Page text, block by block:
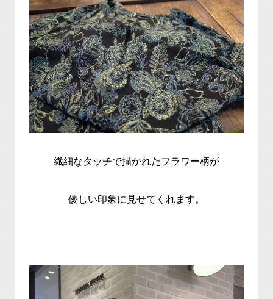
繊細なタッチで描かれたフラワー柄が
優しい印象に見せてくれます。